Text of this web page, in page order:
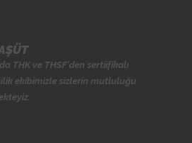
THKve THSF'den sertiifikalı
ekibimizle sizlerin mutluluğu